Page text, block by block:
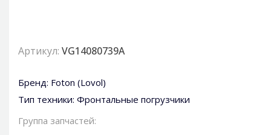
Артикул: VG14080739A
Бренд: Foton (Lovol)
Тип техники: Фронтальные погрузчики
Группа запчастей: